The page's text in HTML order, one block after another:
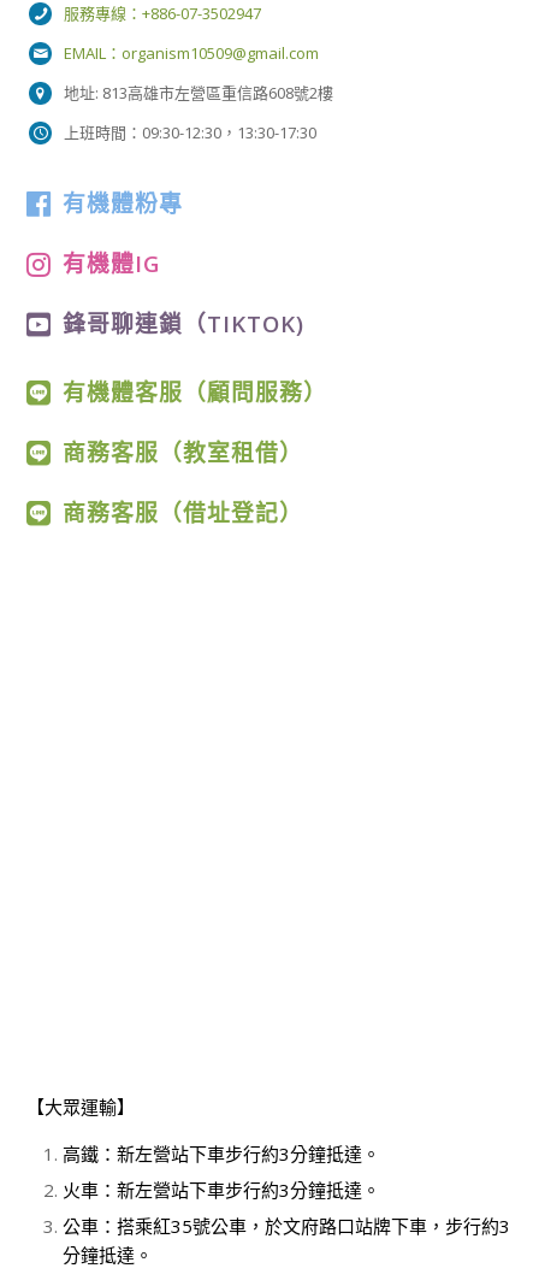
服務專線：+886-07-3502947
EMAIL： organism10509@gmail.com
地址: 813高雄市左營區重信路608號2樓
上班時間：09:30-12:30，13:30-17:30
有機體粉專
有機體IG
鋒哥聊連鎖（TIKTOK)
有機體客服（顧問服務）
商務客服（教室租借）
商務客服（借址登記）
【大眾運輸】
高鐵：新左營站下車步行約3分鐘抵達。
火車：新左營站下車步行約3分鐘抵達。
公車：搭乘紅35號公車，於文府路口站牌下車，步行約3
分鐘抵達。